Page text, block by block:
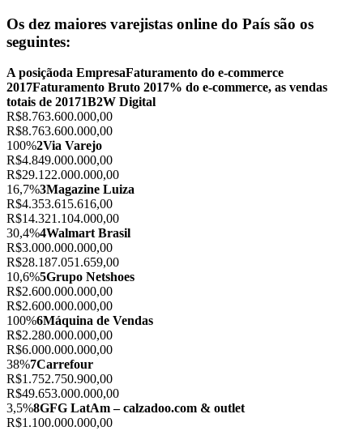
Os dez maiores varejistas online do País são os
seguintes:
A posiçãoda EmpresaFaturamento do e-commerce
2017Faturamento Bruto 2017% do e-commerce, as vendas
totais de 20171B2W Digital
R$8.763.600.000,00
R$8.763.600.000,00
100%2Via Varejo
R$4.849.000.000,00
R$29.122.000.000,00
16,7%3Magazine Luiza
R$4.353.615.616,00
R$14.321.104.000,00
30,4%4Walmart Brasil
R$3.000.000.000,00
R$28.187.051.659,00
10,6%5Grupo Netshoes
R$2.600.000.000,00
R$2.600.000.000,00
100%6Máquina de Vendas
R$2.280.000.000,00
R$6.000.000.000,00
38%7Carrefour
R$1.752.750.900,00
R$49.653.000.000,00
3,5%8GFG LatAm – calzadoo.com & outlet
R$1.100.000.000,00